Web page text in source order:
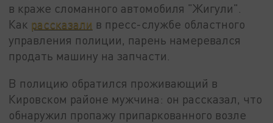
в краже сломанного автомобиля "Жигули".
Как рассказали в пресс-службе областного
управления полиции, парень намеревался
продать машину на запчасти.
В полицию обратился проживающий в
Кировском районе мужчина: он рассказал, что
обнаружил пропажу припаркованного возле